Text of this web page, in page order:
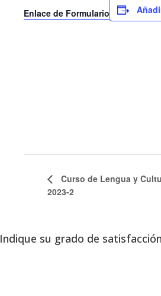
Enlace de Formulario
Curso de Lengua y
2023-2
Indique su grado de